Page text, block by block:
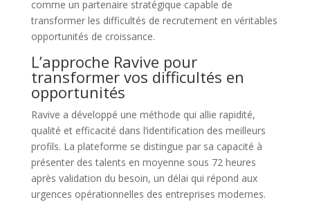
comme un partenaire stratégique capable de
transformer les difficultés de recrutement en véritables
opportunités de croissance.
L’approche Ravive pour
transformer vos difficultés en
opportunités
Ravive a développé une méthode qui allie rapidité,
qualité et efficacité dans l’identification des meilleurs
profils. La plateforme se distingue par sa capacité à
présenter des talents en moyenne sous 72 heures
après validation du besoin, un délai qui répond aux
urgences opérationnelles des entreprises modernes.